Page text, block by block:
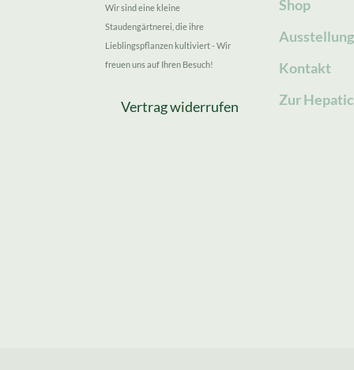
Wir sind eine kleine
Staudengärtnerei, die ihre
Lieblingspflanzen kultiviert - Wir
freuen uns auf Ihren Besuch!
Vertrag widerrufen
Shop
Ausstellung
Kontakt
Zur